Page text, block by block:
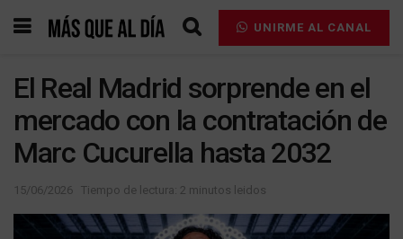
UNIRME AL CANAL
El Real Madrid sorprende en el
mercado con la contratación de
Marc Cucurella hasta 2032
15/06/2026 Tiempo de lectura: 2 minutos leidos